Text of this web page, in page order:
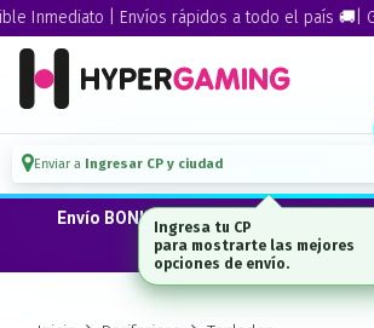
Inmediato | Envíos rápidos a todo el país 🚚|
Enviar a Ingresar CP y ciudad
Envío BONIFICADO a CABA · GBA ·La
desde $300.000*
Ingresa tu CP
para mostrarte las mejores
opciones de envío.